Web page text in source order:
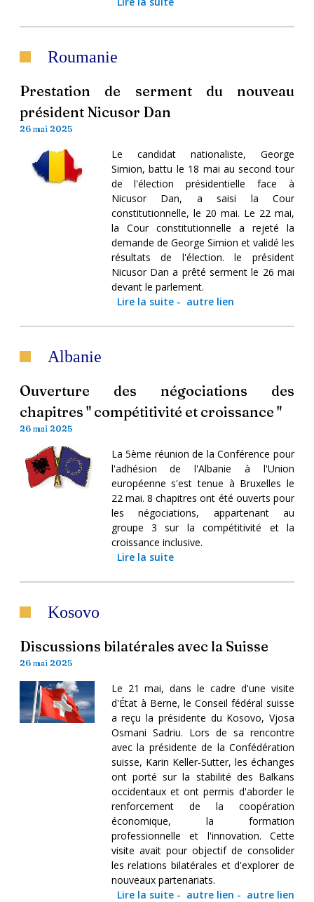
Roumanie
Prestation de serment du nouveau
président Nicusor Dan
26 mai 2025
Le candidat nationaliste, George
Simion, battu le 18 mai au second tour
de l'élection présidentielle face à
Nicusor Dan, a saisi la Cour
constitutionnelle, le 20 mai. Le 22 mai,
la Cour constitutionnelle a rejeté la
demande de George Simion et validé les
résultats de l'élection. le président
Nicusor Dan a prêté serment le 26 mai
devant le parlement.
Lire la suite- autre lien
Albanie
Ouverture des négociations des
chapitres " compétitivité et croissance "
26 mai 2025
La 5ème réunion de la Conférence pour
l'adhésion de l'Albanie à l'Union
européenne s'est tenue à Bruxelles le
22 mai. 8 chapitres ont été ouverts pour
les négociations, appartenant au
groupe 3 sur la compétitivité et la
croissance inclusive.
Lire la suite
Kosovo
Discussions bilatérales avec la Suisse
26 mai 2025
Le 21 mai, dans le cadre d'une visite
d'État à Berne, le Conseil fédéral suisse
a reçu la présidente du Kosovo, Vjosa
Osmani Sadriu. Lors de sa rencontre
avec la présidente de la Confédération
suisse, Karin Keller-Sutter, les échanges
ont porté sur la stabilité des Balkans
occidentaux et ont permis d'aborder le
renforcement de la coopération
économique, la formation
professionnelle et l'innovation. Cette
visite avait pour objectif de consolider
les relations bilatérales et d'explorer de
nouveaux partenariats.
Lire la suite- autre lien - autre lien